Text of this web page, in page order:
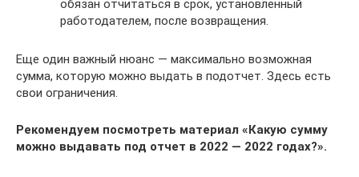
обязан отчитаться в срок, установленный
работодателем, после возвращения.
Еще один важный нюанс — максимально возможная
сумма, которую можно выдать в подотчет. Здесь есть
свои ограничения.
Рекомендуем посмотреть материал «Какую сумму
можно выдавать под отчет в 2022 — 2022 годах?».